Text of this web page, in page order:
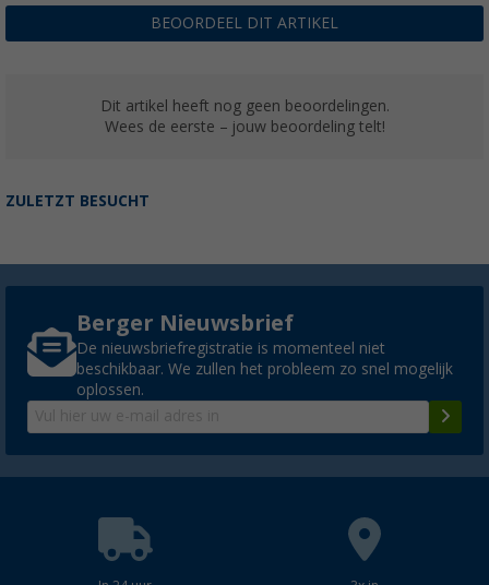
BEOORDEEL DIT ARTIKEL
Dit artikel heeft nog geen beoordelingen.
Wees de eerste – jouw beoordeling telt!
ZULETZT BESUCHT
Berger Nieuwsbrief
De nieuwsbriefregistratie is momenteel niet
beschikbaar. We zullen het probleem zo snel mogelijk
oplossen.